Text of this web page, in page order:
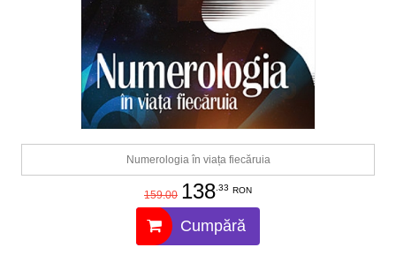
Numerologia în viața fiecăruia
159.00 138.33 RON
Cumpără